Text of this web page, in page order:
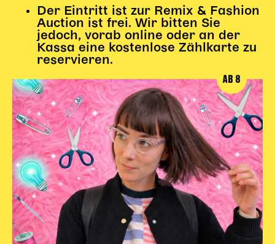
Translate to English
SUCHESuchbegriffe
Suchen
Der Eintritt ist zur Remix & Fashion
Auction ist frei. Wir bitten Sie
jedoch, vorab online oder an der
Kassa eine kostenlose Zählkarte zu
reservieren.
AB 8